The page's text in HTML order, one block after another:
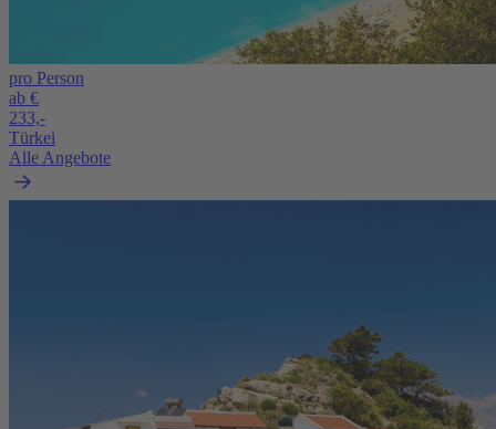
pro Person
ab €
233,-
Türkei
Alle Angebote